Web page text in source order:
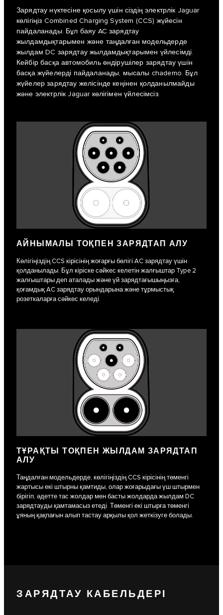
Зарядтау нүктесіне қосылу үшін сіздің электрлік Jaguar
көлігіңіз Combined Charging System (CCS) жүйесін
пайдаланады. Бұл баяу AC зарядтау
жылдамдықтарымен және таңдалған модельдерде
жылдам DC зарядтау жылдамдықтарымен үйлесімді.
Кейбір басқа автомобиль өндірушілер зарядтау үшін
басқа жүйелерді пайдаланады, мысалы chademo. Бұл
жүйелер зарядтау желісінде кеңінен қолданылмайды
және электрлік Jaguar көлігімен үйлесімсіз.
АЙНЫМАЛЫ ТОҚПЕН ЗАРЯДТАП АЛУ
Көлігіңіздің CCS кірісінің жоғарғы бөлігі AC зарядтау үшін
қолданылады. Бұл кіріске сәйкес келетін жалғыштар Type 2
жалғыштары деп аталады және үй зарядтағышыңызға,
қоғамдық AC зарядтау орындарына және тұрмыстық
розеткаларға сәйкес келеді.
ТҰРАҚТЫ ТОҚПЕН ЖЫЛДАМ ЗАРЯДТАП
АЛУ
Таңдалған модельдерде, көлігіңіздің CCS кірісінің төменгі
жартысы екі штырны қамтиды, олар жоғарыдағы үш штырмен
бірігіп, әдетте тас жолдар мен басты жолдарда жылдам DC
зарядтауды қамтамасыз етеді. Төменгі екі штырға төменгі
ұяның қақпағын алып тастау арқылы қол жеткізуге болады.
ЗАРЯДТАУ КАБЕЛЬДЕРІ